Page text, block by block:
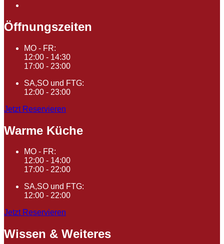
Öffnungszeiten
MO - FR:
12:00 - 14:30
17:00 - 23:00
SA,SO und FTG:
12:00 - 23:00
Jetzt Reservieren
Warme Küche
MO - FR:
12:00 - 14:00
17:00 - 22:00
SA,SO und FTG:
12:00 - 22:00
Jetzt Reservieren
Wissen & Weiteres